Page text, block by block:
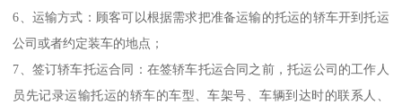
6、运输方式：顾客可以根据需求把准备运输的托运的轿车开到托运
公司或者约定装车的地点；
7、签订轿车托运合同：在签轿车托运合同之前，托运公司的工作人
员先记录运输托运的轿车的车型、车架号、车辆到达时的联系人、